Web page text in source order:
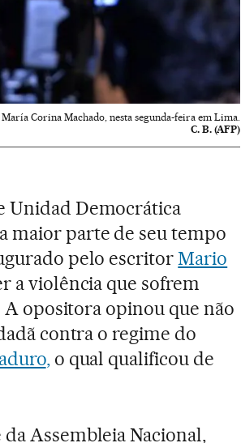
María Corina Machado, nesta segunda-feira em Lima.
C. B. (AFP)
Unidad Democrática
maior parte de seu tempo
pelo escritorMario
a violência que sofrem
A opositora opinou que não
contra o regime do
,o qual qualificou de
Assembleia Nacional,